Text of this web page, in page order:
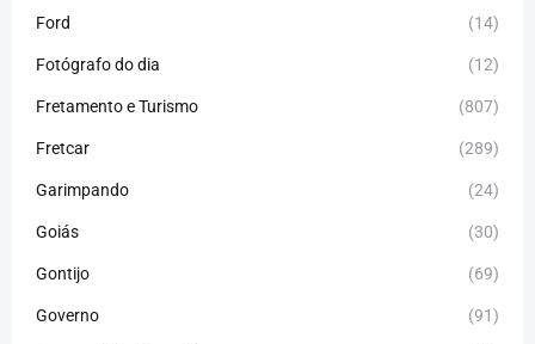
Ford (14)
Fotógrafo do dia (12)
Fretamento e Turismo (807)
Fretcar (289)
Garimpando (24)
Goiás (30)
Gontijo (69)
Governo (91)